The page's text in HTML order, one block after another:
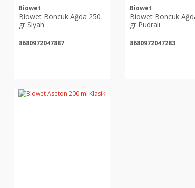
Biowet
Biowet Boncuk Ağda 250
gr Siyah
8680972047887
Biowet
Biowet Boncuk
gr Pudralı
8680972047283